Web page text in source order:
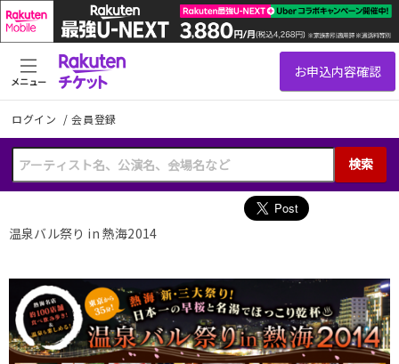
ログイン /会員登録
検索
メニュー
温泉バル祭り in 熱海2014